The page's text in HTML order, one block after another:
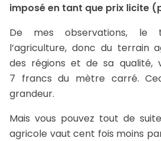
imposé en tant que prix licite
De mes observations, le
l’agriculture, donc du terrain
des régions et de sa
7 francs du mètre carré.
grandeur.
Mais vous pouvez tout de
agricole vaut cent fois moins